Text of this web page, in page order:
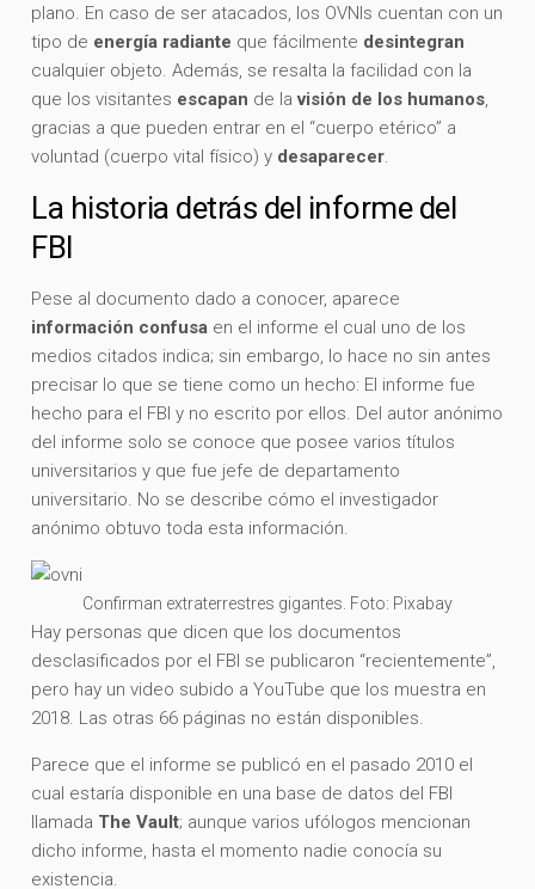
plano. En caso de ser atacados, los OVNIs cuentan con un
tipo de energía radiante que fácilmente desintegran
cualquier objeto. Además, se resalta la facilidad con la
que los visitantes escapan de lavisión de los humanos,
gracias a que pueden entrar en el “cuerpo etérico” a
voluntad (cuerpo vital físico) y desaparecer.
La historia detrás del informe del
FBI
Pese al documento dado a conocer, aparece
información confusa en el informe el cual uno de los
medios citados indica; sin embargo, lo hace no sin antes
precisar lo que se tiene como un hecho: El informe fue
hecho para el FBI y no escrito por ellos. Del autor anónimo
del informe solo se conoce que posee varios títulos
universitarios y que fue jefe de departamento
universitario. No se describe cómo el investigador
anónimo obtuvo toda esta información.
Confirman extraterrestres gigantes. Foto: Pixabay
Hay personas que dicen que los documentos
desclasificados por el FBI se publicaron “recientemente”,
pero hay un video subido a YouTube que los muestra en
2018. Las otras 66 páginas no están disponibles.
Parece que el informe se publicó en el pasado 2010 el
cual estaría disponible en una base de datos del FBI
llamada The Vault; aunque varios ufólogos mencionan
dicho informe, hasta el momento nadie conocía su
existencia.